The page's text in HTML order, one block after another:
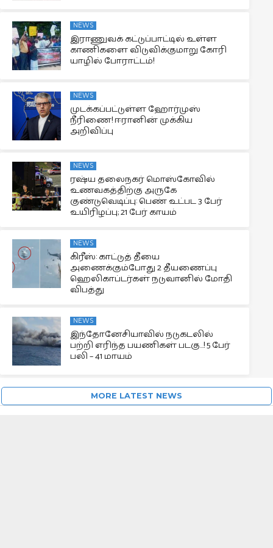
NEWS
இராணுவக் கட்டுப்பாட்டில் உள்ள
காணிகளை விடுவிக்குமாறு கோரி
யாழில் போராட்டம்!
NEWS
முடக்கப்பட்டுள்ள ஹோர்முஸ்
நீரிணை! ஈரானின் முக்கிய
அறிவிப்பு
NEWS
ரஷ்ய தலைநகர் மொஸ்கோவில்
உணவகத்திற்கு அருகே
குண்டுவெடிப்பு: பெண் உட்பட 3 பேர்
உயிரிழப்பு; 21 பேர் காயம்
NEWS
கிரீஸ்: காட்டுத் தீயை
அணைக்கும்போது 2 தீயணைப்பு
ஹெலிகாப்டர்கள் நடுவானில் மோதி
விபத்து
NEWS
இந்தோனேசியாவில் நடுகடலில்
பற்றி எரிந்த பயணிகள் படகு…! 5 பேர்
பலி – 41 மாயம்
MORE LATEST NEWS